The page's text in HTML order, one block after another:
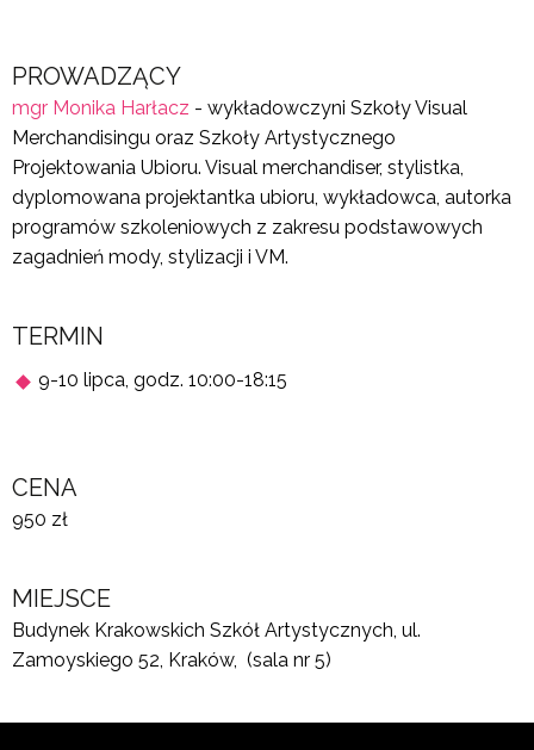
PROWADZĄCY
mgr Monika Harłacz - wykładowczyni Szkoły Visual
Merchandisingu oraz Szkoły Artystycznego
Projektowania Ubioru. Visual merchandiser, stylistka,
dyplomowana projektantka ubioru, wykładowca, autorka
programów szkoleniowych z zakresu podstawowych
zagadnień mody, stylizacji i VM.
TERMIN
9-10 lipca, godz. 10:00-18:15
CENA
950 zł
MIEJSCE
Budynek Krakowskich Szkół Artystycznych, ul.
Zamoyskiego 52, Kraków, (sala nr 5)